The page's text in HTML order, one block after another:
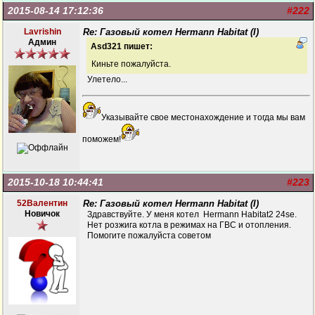
#222
2015-08-14 17:12:36
Lavrishin
Админ
Re: Газовый котел Hermann Habitat (I)
Asd321 пишет:
Киньте пожалуйста.
Улетело...
Указывайте свое местонахождение и тогда мы вам
поможем!
#223
2015-10-18 10:44:41
52Валентин
Новичок
Re: Газовый котел Hermann Habitat (I)
Здравствуйте. У меня котел Hermann Habitat2 24se.
Нет розжига котла в режимах на ГВС и отопления.
Помогите пожалуйста советом